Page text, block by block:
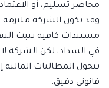
محاضر تسليم، أو
وقد تكون الشركة ملتزمة
مستندات كافية تثبت
في السداد، لكن الشركة
تتحول المطالبات المالية
قانوني دقيق.